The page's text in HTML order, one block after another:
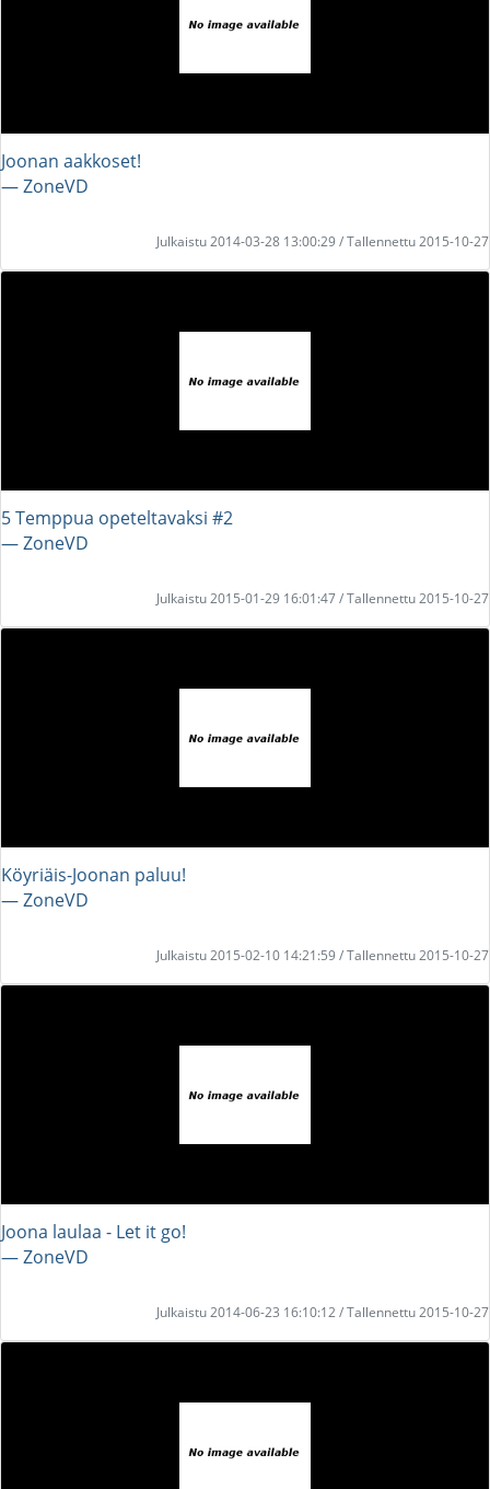
Joonan aakkoset!
― ZoneVD
Julkaistu 2014-03-28 13:00:29 / Tallennettu 2015-10-27
5 Temppua opeteltavaksi #2
― ZoneVD
Julkaistu 2015-01-29 16:01:47 / Tallennettu 2015-10-27
Köyriäis-Joonan paluu!
― ZoneVD
Julkaistu 2015-02-10 14:21:59 / Tallennettu 2015-10-27
Joona laulaa - Let it go!
― ZoneVD
Julkaistu 2014-06-23 16:10:12 / Tallennettu 2015-10-27